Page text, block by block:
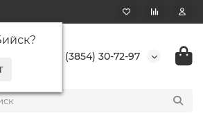
?
+7 (3854) 30-72-97